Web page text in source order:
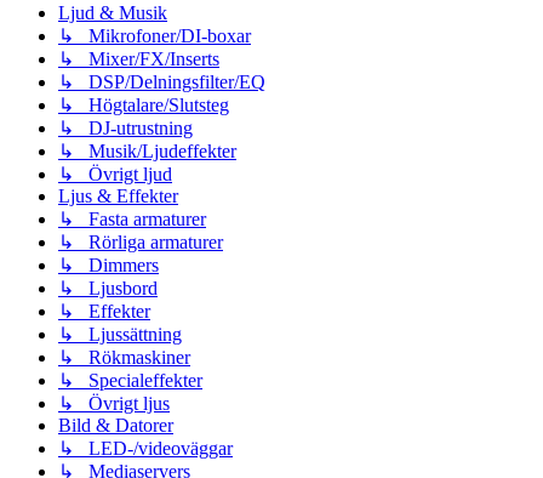
Ljud & Musik
↳ Mikrofoner/DI-boxar
↳ Mixer/FX/Inserts
↳ DSP/Delningsfilter/EQ
↳ Högtalare/Slutsteg
↳ DJ-utrustning
↳ Musik/Ljudeffekter
↳ Övrigt ljud
Ljus & Effekter
↳ Fasta armaturer
↳ Rörliga armaturer
↳ Dimmers
↳ Ljusbord
↳ Effekter
↳ Ljussättning
↳ Rökmaskiner
↳ Specialeffekter
↳ Övrigt ljus
Bild & Datorer
↳ LED-/videoväggar
↳ Mediaservers